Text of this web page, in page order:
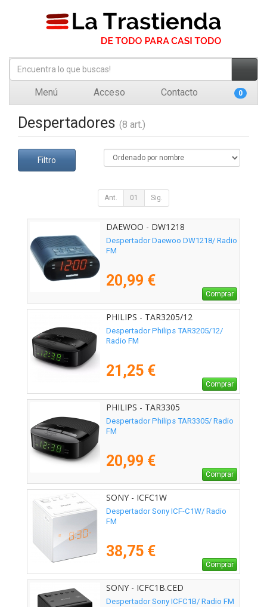
Menú Acceso Contacto 0
Despertadores (8 art.)
Filtro
Ant. 01 Sig.
DAEWOO - DW1218
Despertador Daewoo DW1218/ Radio
FM
20,99 €
Comprar
PHILIPS - TAR3205/12
Despertador Philips TAR3205/12/
Radio FM
21,25 €
Comprar
PHILIPS - TAR3305
Despertador Philips TAR3305/ Radio
FM
20,99 €
Comprar
SONY - ICFC1W
Despertador Sony ICF-C1W/ Radio
FM
38,75 €
Comprar
SONY - ICFC1B.CED
Despertador Sony ICFC1B/ Radio FM